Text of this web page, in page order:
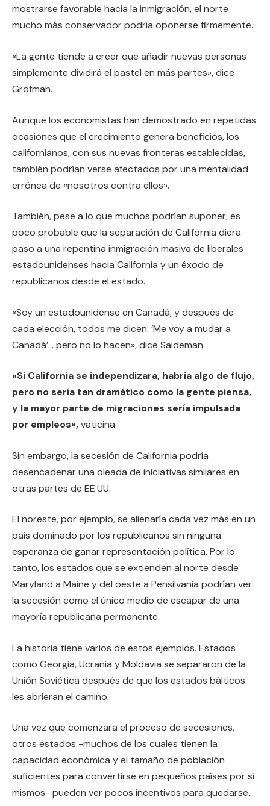
mostrarse favorable hacia la inmigración, el norte
mucho más conservador podría oponerse firmemente.
«La gente tiende a creer que añadir nuevas personas
simplemente dividirá el pastel en más partes», dice
Grofman.
Aunque los economistas han demostrado en repetidas
ocasiones que el crecimiento genera beneficios, los
californianos, con sus nuevas fronteras establecidas,
también podrían verse afectados por una mentalidad
errónea de «nosotros contra ellos».
También, pese a lo que muchos podrían suponer, es
poco probable que la separación de California diera
paso a una repentina inmigración masiva de liberales
estadounidenses hacia California y un éxodo de
republicanos desde el estado.
«Soy un estadounidense en Canadá, y después de
cada elección, todos me dicen: ‘Me voy a mudar a
Canadá’… pero no lo hacen», dice Saideman.
«Si California se independizara, habría algo de flujo,
pero no sería tan dramático como la gente piensa,
y la mayor parte de migraciones sería impulsada
por empleos»,vaticina.
Sin embargo, la secesión de California podría
desencadenar una oleada de iniciativas similares en
otras partes de EE.UU.
El noreste, por ejemplo, se alienaría cada vez más en un
país dominado por los republicanos sin ninguna
esperanza de ganar representación política. Por lo
tanto, los estados que se extienden al norte desde
Maryland a Maine y del oeste a Pensilvania podrían ver
la secesión como el único medio de escapar de una
mayoría republicana permanente.
La historia tiene varios de estos ejemplos. Estados
como Georgia, Ucrania y Moldavia se separaron de la
Unión Soviética después de que los estados bálticos
les abrieran el camino.
Una vez que comenzara el proceso de secesiones,
otros estados -muchos de los cuales tienen la
capacidad económica y el tamaño de población
suficientes para convertirse en pequeños países por sí
mismos- pueden ver pocos incentivos para quedarse.